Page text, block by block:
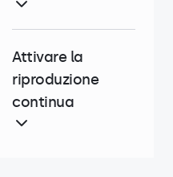
Attivare la
riproduzione
continua